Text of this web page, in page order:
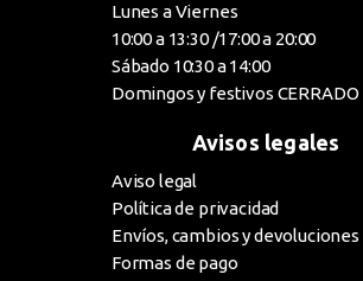
Lunes a Viernes
10:00 a 13:30 /17:00 a 20:00
Sábado 10:30 a 14:00
Domingos y festivos CERRADO
Avisos legales
Aviso legal
Política de privacidad
Envíos, cambios y devoluciones
Formas de pago